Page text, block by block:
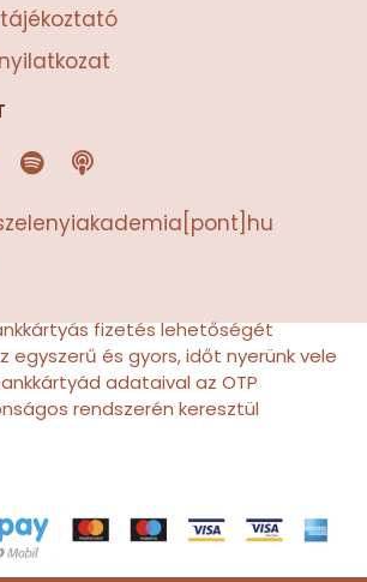
S
p
t
P
o
c
fizetés lehetőségét
egyszerű és gyors, időt nyerünk vele
adataival az OTP
rendszerén keresztül